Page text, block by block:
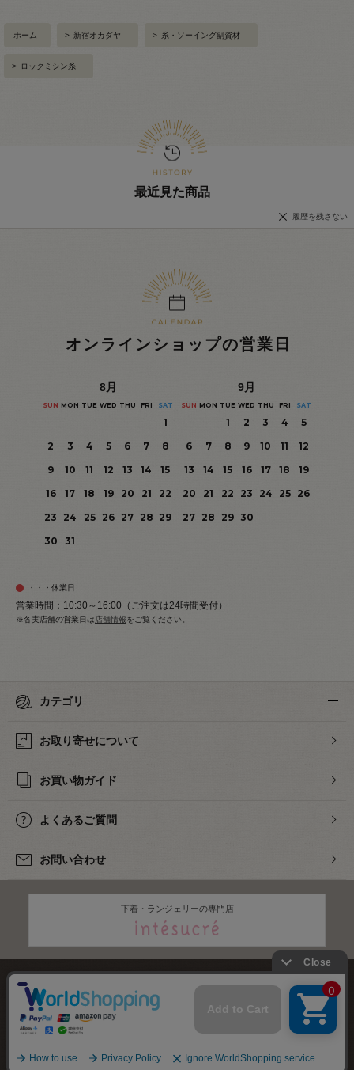
ホーム > 新宿オカダヤ > 糸・ソーイング副資材
> ロックミシン糸
最近見た商品
履歴を残さない
オンラインショップの営業日
8月
SUN MON TUE WED THU FRI SAT
1
2
3 4 5 6 7
8
9
10 11 12 13 14
15
16
17 18 19 20 21
22
23
24 25 26 27 28 29
30
31
9月
SUN MON TUE WED THU FRI SAT
1 2 3 4
5
6
7 8 9 10 11
12
13
14 15 16 17 18
19
20
21 22 23 24 25
26
27 28 29 30
・・・休業日
営業時間：10:30～16:00（ご注文は24時間受付）
※各実店舗の営業日は 店舗情報をご覧ください。
カテゴリ
お取り寄せについて
お買い物ガイド
よくあるご質問
お問い合わせ
下着・ランジェリーの専門店
会社概要 採用情報
特定商取引法に基づく表記 サイトマップ
2012-2026OKADAYA CO.,LTD.